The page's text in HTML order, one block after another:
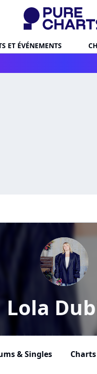
ET ÉVÉNEMENTS
Lola
& Singles Charts